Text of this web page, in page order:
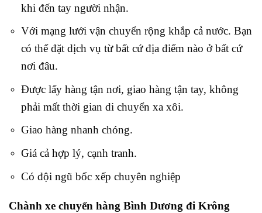
khi đến tay người nhận.
Với mạng lưới vận chuyển rộng khắp cả nước. Bạn
có thể đặt dịch vụ từ bất cứ địa điểm nào ở bất cứ
nơi đâu.
Được lấy hàng tận nơi, giao hàng tận tay, không
phải mất thời gian di chuyển xa xôi.
Giao hàng nhanh chóng.
Giá cả hợp lý, cạnh tranh.
Có đội ngũ bốc xếp chuyên nghiệp
Chành xe chuyển hàng Bình Dương đi Krông